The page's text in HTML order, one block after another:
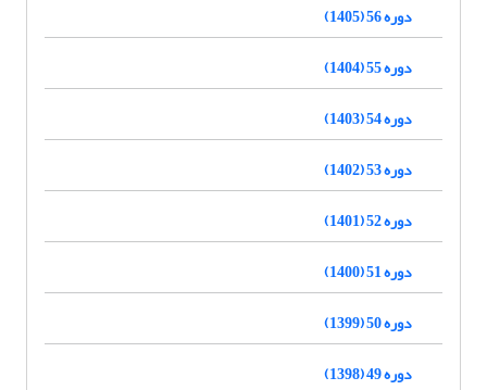
دوره 56 (1405)
دوره 55 (1404)
دوره 54 (1403)
دوره 53 (1402)
دوره 52 (1401)
دوره 51 (1400)
دوره 50 (1399)
دوره 49 (1398)